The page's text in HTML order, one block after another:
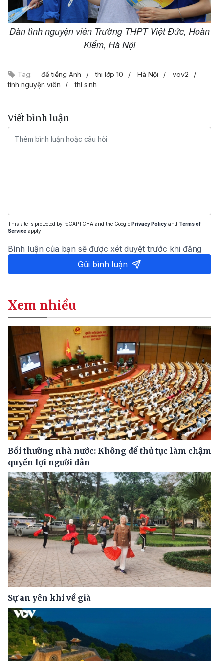
Dàn tình nguyện viên Trường THPT Việt Đức, Hoàn
Kiếm, Hà Nội
Tag: đề tiếng Anh thi lớp 10 Hà Nội
vov2
tình nguyện viên
thí sinh
Viết bình luận
This site is protected by reCAPTCHA and the Google Privacy Policy and Terms of
Service apply.
Bình luận của bạn sẽ được xét duyệt trước khi đăng
Gửi bình luận
Xem nhiều
Bồi thường nhà nước: Không để thủ tục làm chậm
quyền lợi người dân
Sự an yên khi về già